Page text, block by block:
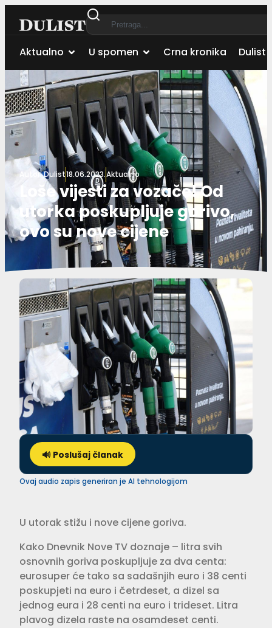
Aktualno U spomen Crna kronika Dulist
Autor:Dulist18.06.2023.Aktualno
Loše vijesti za vozače! Od
utorka poskupljuje gorivo,
ovo su nove cijene
🔊 Poslušaj članak
Ovaj audio zapis generiran je AI tehnologijom
U utorak stižu i nove cijene goriva.
Kako Dnevnik Nove TV doznaje – litra svih
osnovnih goriva poskupljuje za dva centa:
eurosuper će tako sa sadašnjih euro i 38 centi
poskupjeti na euro i četrdeset, a dizel sa
jednog eura i 28 centi na euro i trideset. Litra
plavog dizela raste na osamdeset centi.